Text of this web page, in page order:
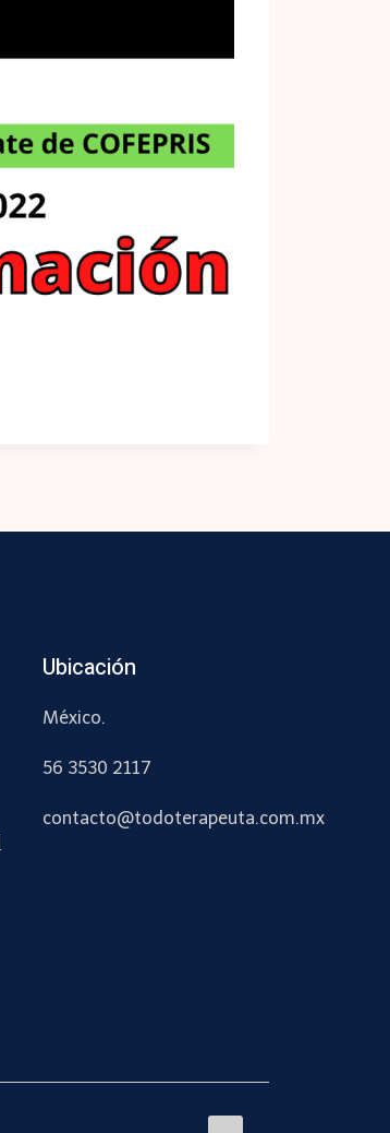
Ubicación
México.
56 3530 2117
contacto@todoterapeuta.com.mx